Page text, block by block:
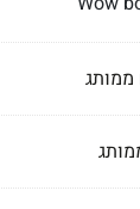
ממותג